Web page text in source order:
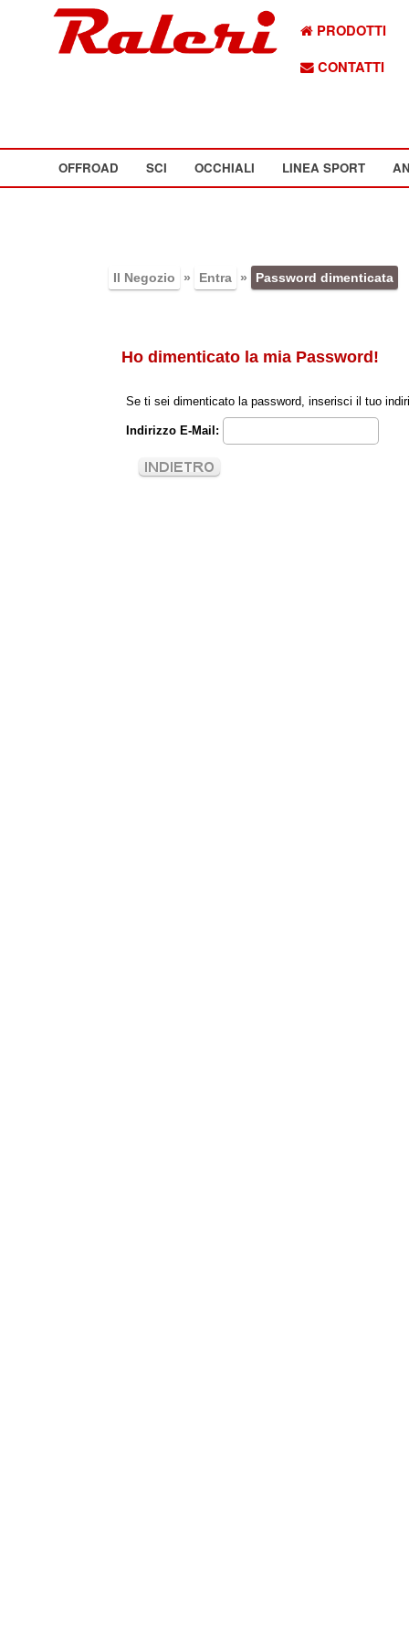
PRODOTTI
CONTATTI
OFFROAD SCI OCCHIALI LINEA SPORT
Il Negozio » Entra » Password dimenticata
Ho dimenticato la mia Password!
Se ti sei dimenticato la password, inserisci il tuo
Indirizzo E-Mail: